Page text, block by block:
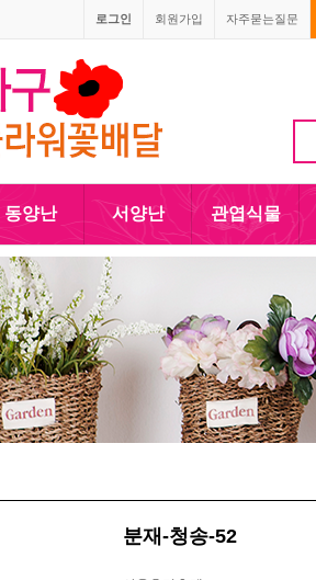
자주묻는질문
회원가입
로그인
010-5110-4090
동양난 서양난 관엽식물
분재-청송-52